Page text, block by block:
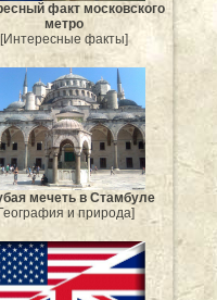
факт московского
метро
[Интересные факты]
мечеть в Стамбуле
и природа]